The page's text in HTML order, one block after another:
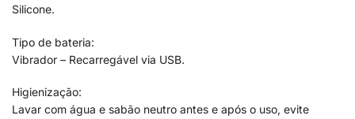
Silicone.
Tipo de bateria:
Vibrador – Recarregável via USB.
Higienização:
Lavar com água e sabão neutro antes e após o uso, evite